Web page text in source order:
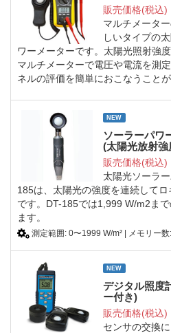
販売価格(税込)
マルチメータ
しいタイプの
ワーメーターです。太陽光照射強
マルチメーターで電圧や電流を測
ネルの評価を簡単におこなうことが
NEW
ソーラーパワ
(太陽光放射
販売価格(税込)
太陽光ソーラ
185は、太陽光の強度を連続して
です。DT-185では1,999 W/m2ま
ます。
測定範囲: 0〜1999 W/m² | メモリー
NEW
デジタル照度
ー付き)
販売価格(税込)
センサの交換